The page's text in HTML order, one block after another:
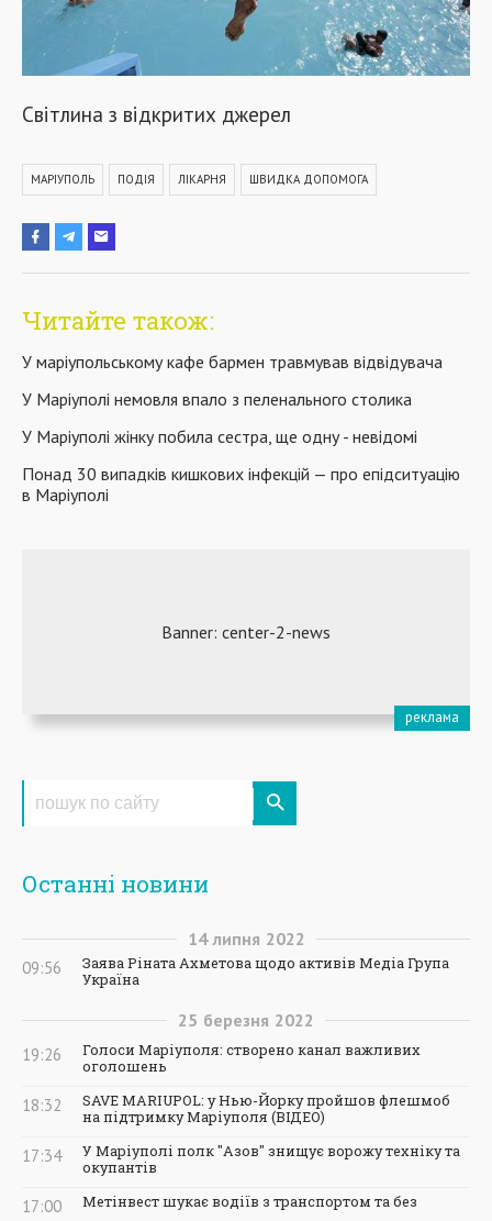
Світлина з відкритих джерел
МАРІУПОЛЬ ПОДІЯ ЛІКАРНЯ ШВИДКА ДОПОМОГА
Читайте також:
У маріупольському кафе бармен травмував відвідувача
У Маріуполі немовля впало з пеленального столика
У Маріуполі жінку побила сестра, ще одну - невідомі
Понад 30 випадків кишкових інфекцій — про епідситуацію
в Маріуполі
Останні новини
14 липня 2022
09:56
Заява Ріната Ахметова щодо активів Медіа Група
Україна
25 березня 2022
19:26
Голоси Маріуполя: створено канал важливих
оголошень
18:32
SAVE MARIUPOL: у Нью-Йорку пройшов флешмоб
на підтримку Маріуполя (ВІДЕО)
17:34
У Маріуполі полк "Азов" знищує ворожу техніку та
окупантів
17:00 Метінвест шукає водіїв з транспортом та без